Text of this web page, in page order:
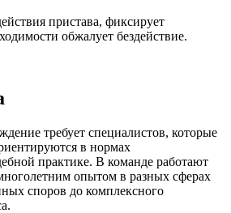
пристава, фиксирует
обжалует бездействие.
требует специалистов, которые
в нормах
практике. В команде работают
опытом в разных сферах
споров до комплексного